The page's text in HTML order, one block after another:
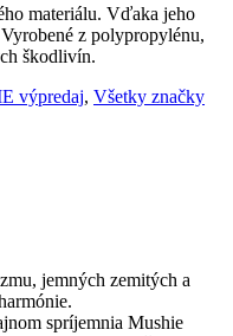
materiálu. Vďaka jeho
z polypropylénu,
škodlivín.
výpredaj, Všetky značky
jemných zemitých a
spríjemnia Mushie